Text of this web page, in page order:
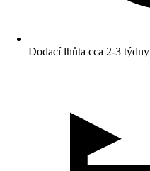
Dodací lhůta cca 2-3 týdny